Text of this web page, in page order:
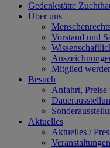
Gedenkstätte
Über uns
Vorstand und
Mitglied
Besuch
Anfahrt,
Aktuelles
Aktuelles /
Veranstaltungen